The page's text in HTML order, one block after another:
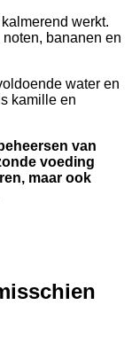
werkt.
bananen en
water en
kamille en
van
voeding
maar ook